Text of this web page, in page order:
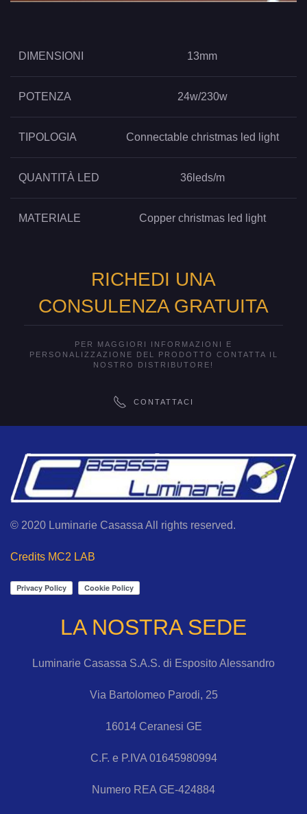
DIMENSIONI 13mm
POTENZA 24w/230w
TIPOLOGIA Connectable christmas led light
QUANTITÀ LED 36leds/m
MATERIALE Copper christmas led light
RICHEDI UNA
CONSULENZA GRATUITA
PER MAGGIORI INFORMAZIONI E
PERSONALIZZAZIONE DEL PRODOTTO CONTATTA IL
NOSTRO DISTRIBUTORE!
CONTATTACI
© 2020 Luminarie Casassa All rights reserved.
Credits MC2 LAB
LA NOSTRA SEDE
Luminarie Casassa S.A.S. di Esposito Alessandro
Via Bartolomeo Parodi, 25
16014 Ceranesi GE
C.F. e P.IVA 01645980994
Numero REA GE-424884